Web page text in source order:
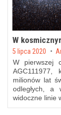
W
Posted on
5 lipca 2020 by
W pierwszej
milionów lat
odległych, a
widoczne linie